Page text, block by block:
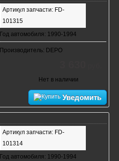
Артикул запчасти: FD-
101315
Год автомобиля: 1990-1994
Производитель: DEPO
Нет в наличии
Уведомить
Артикул запчасти: FD-
101314
Год автомобиля: 1990-1994